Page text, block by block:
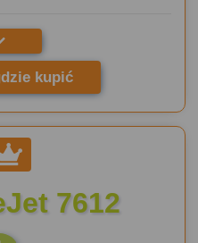
kupić
7612